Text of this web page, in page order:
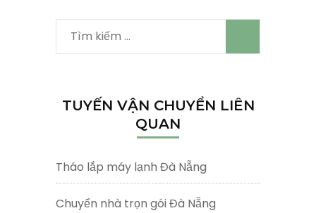
Tìm
kiếm
TUYẾN VẬN CHUYỂN LIÊN
QUAN
Tháo lắp máy lạnh Đà Nẵng
Chuyển nhà trọn gói Đà Nẵng